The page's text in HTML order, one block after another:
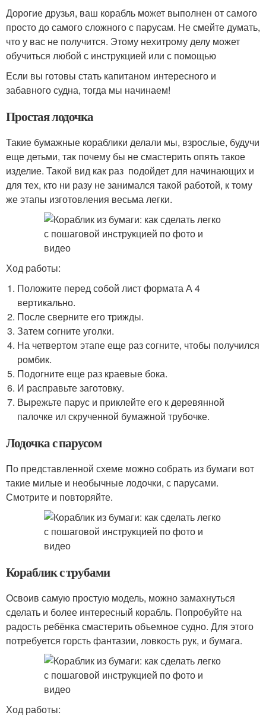
Дорогие друзья, ваш корабль может выполнен от самого
просто до самого сложного с парусам. Не смейте думать,
что у вас не получится. Этому нехитрому делу может
обучиться любой с инструкцией или с помощью
Если вы готовы стать капитаном интересного и
забавного судна, тогда мы начинаем!
Простая лодочка
Такие бумажные кораблики делали мы, взрослые, будучи
еще детьми, так почему бы не смастерить опять такое
изделие. Такой вид как раз подойдет для начинающих и
для тех, кто ни разу не занимался такой работой, к тому
же этапы изготовления весьма легки.
Ход работы:
Положите перед собой лист формата А 4
вертикально.
После сверните его трижды.
Затем согните уголки.
На четвертом этапе еще раз согните, чтобы получился
ромбик.
Подогните еще раз краевые бока.
И расправьте заготовку.
Вырежьте парус и приклейте его к деревянной
палочке ил скрученной бумажной трубочке.
Лодочка с парусом
По представленной схеме можно собрать из бумаги вот
такие милые и необычные лодочки, с парусами.
Смотрите и повторяйте.
Кораблик с трубами
Освоив самую простую модель, можно замахнуться
сделать и более интересный корабль. Попробуйте на
радость ребёнка смастерить объемное судно. Для этого
потребуется горсть фантазии, ловкость рук, и бумага.
Ход работы: